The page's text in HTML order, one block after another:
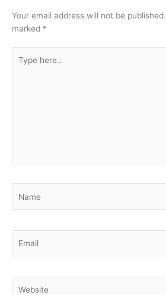
Your email address will not be published.
marked *
here..